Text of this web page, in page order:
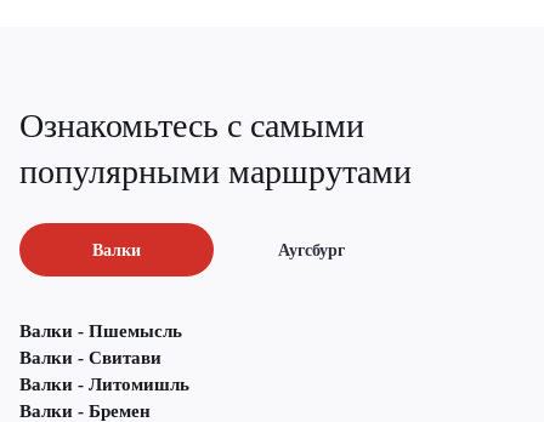
Ознакомьтесь с самыми
популярными маршрутами
Валки Аугсбург
Валки - Пшемысль
Валки - Свитави
Валки - Литомишль
Валки - Бремен